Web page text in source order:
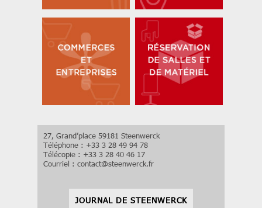
27, Grand’place 59181 Steenwerck
Téléphone : +33 3 28 49 94 78
Télécopie : +33 3 28 40 46 17
Courriel : contact@steenwerck.fr
JOURNAL DE STEENWERCK